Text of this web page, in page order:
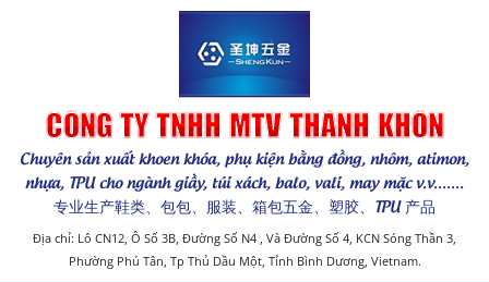
CÔNG TY TNHH MTV THÁNH KHÔN
Chuyên sản xuất khoen khóa, phụ kiện bằng đồng, nhôm, atimon,
nhựa, TPU cho ngành giầy, túi xách, balo, vali, may mặc v.v.......
专业生产鞋类、包包、服装、箱包五金、塑胶、TPU 产品
Địa chỉ: Lô CN12, Ô Số 3B, Đường Số N4 , Và Đường Số 4, KCN Sóng Thần 3,
Phường Phú Tân, Tp Thủ Dầu Một, Tỉnh Bình Dương, Vietnam.